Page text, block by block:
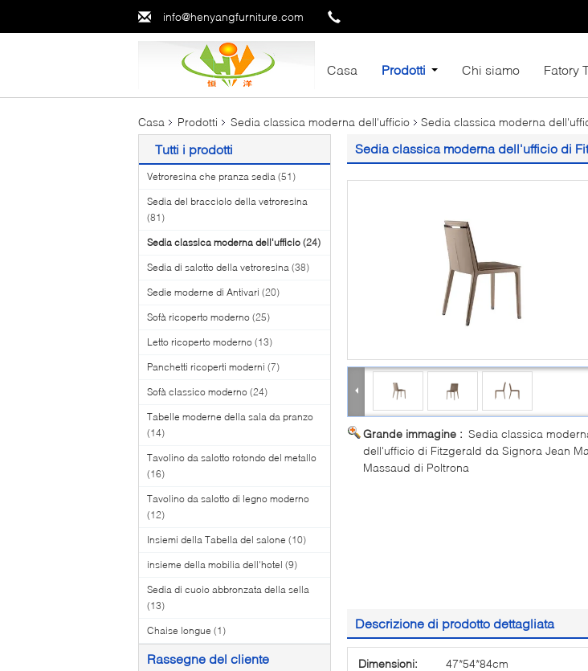
info@henyangfurniture.com
Casa Prodotti Chi siamo Fatory
Casa Prodotti Sedia classica moderna dell'ufficio Sedia classica moderna
Tutti i prodotti
Vetroresina che pranza sedia (51)
Sedia del bracciolo della vetroresina
(81)
Sedia classica moderna dell'ufficio (24)
Sedia di salotto della vetroresina (38)
Sedie moderne di Antivari (20)
Sofà ricoperto moderno (25)
Letto ricoperto moderno (13)
Panchetti ricoperti moderni (7)
Sofà classico moderno (24)
Tabelle moderne della sala da pranzo
(14)
Tavolino da salotto rotondo del metallo
(16)
Tavolino da salotto di legno moderno
(12)
Insiemi della Tabella del salone (10)
insieme della mobilia dell'hotel (9)
Sedia di cuoio abbronzata della sella
(13)
Chaise longue (1)
Rassegne del cliente
Sedia classica moderna dell'ufficio di
Grande immagine : Sedia classica
dell'ufficio di Fitzgerald da Signora Jean
Massaud di Poltrona
Descrizione di prodotto dettagliata
Dimensioni: 47*54*84cm